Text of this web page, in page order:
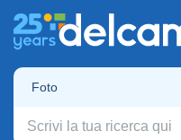
Foto